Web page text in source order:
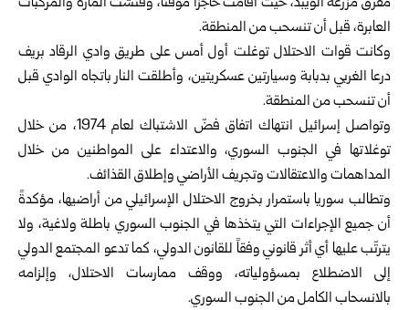
العابرة، قبل أن تنسحب من المنطقة.
وكانت قوات الاحتلال توغلت أول أمس على طريق وادي الرقاد بريف
درعا الغربي بدبابة وسيارتين عسكريتين، وأطلقت النار باتجاه الوادي قبل
أن تنسحب من المنطقة.
وتواصل إسرائيل انتهاك اتفاق فضّ الاشتباك لعام ‌‏1974، ‏من ‏خلال
‏توغلاتها ‌‏في الجنوب السوري، ‏والاعتداء على المواطنين من خلال
‌‏‌‏المداهمات ‏والاعتقالات وتجريف الأراضي ‏وإطلاق ‏القذائف.
وتطالب سوريا باستمرار بخروج الاحتلال الإسرائيلي من أراضيها، مؤكدةً
أن جميع الإجراءات التي يتخذها في الجنوب السوري باطلة ولاغية، ولا
يترتّب عليها أي أثر قانوني وفقاً للقانون الدولي، كما تدعو المجتمع الدولي
إلى الاضطلاع بمسؤولياته، ووقف ممارسات الاحتلال، وإلزامه
بالانسحاب الكامل من الجنوب السوري.